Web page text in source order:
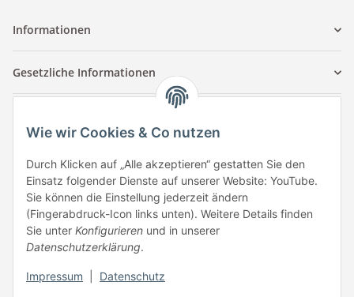
Informationen
Gesetzliche Informationen
Tuccar GmbH
Raum A-123
Anton-Kux-Str.2
41460 Neuss
E-Mail: info @ megaphonic.de
Kundenservice
Mo - Fr 10:00 - 18:00
Wie wir Cookies & Co nutzen
Durch Klicken auf „Alle akzeptieren“ gestatten Sie den
Einsatz folgender Dienste auf unserer Website: YouTube.
Sie können die Einstellung jederzeit ändern
(Fingerabdruck-Icon links unten). Weitere Details finden
Sie unter Konfigurieren und in unserer
Datenschutzerklärung.
Impressum Datenschutz